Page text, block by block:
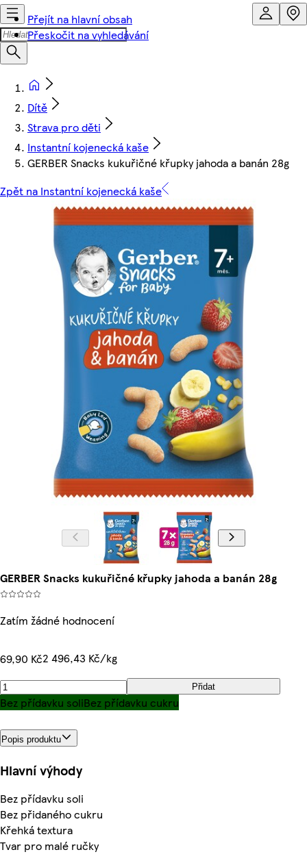
Přejít na hlavní obsah
Přeskočit na vyhledávání
Dítě
Strava pro děti
Instantní kojenecká kaše
GERBER Snacks kukuřičné křupky jahoda a banán 28g
Zpět na Instantní kojenecká kaše
GERBER Snacks kukuřičné křupky jahoda a banán 28g
Zatím žádné hodnocení
69,90 Kč2 496,43 Kč/kg
Přidat
Bez přídavku soliBez přídavku cukru
Popis produktu
Hlavní výhody
Bez přídavku soli
Bez přidaného cukru
Křehká textura
Tvar pro malé ručky